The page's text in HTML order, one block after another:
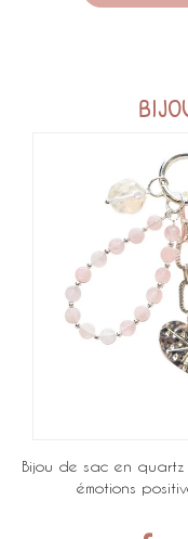
Bijou de sac en
émotions